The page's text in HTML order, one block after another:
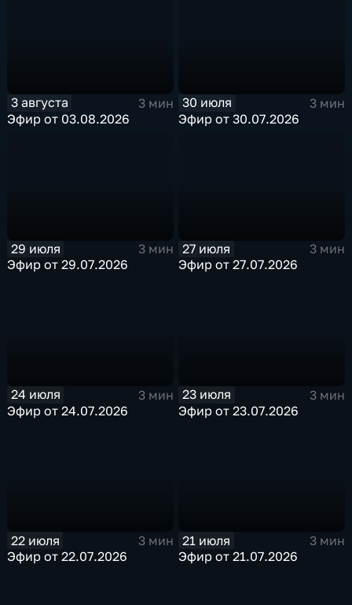
3 августа
3 мин
Эфир от 03.08.2026
30 июля
3 мин
Эфир от 30.07.2026
29 июля
3 мин
Эфир от 29.07.2026
27 июля
3 мин
Эфир от 27.07.2026
24 июля
3 мин
Эфир от 24.07.2026
23 июля
3 мин
Эфир от 23.07.2026
22 июля
3 мин
Эфир от 22.07.2026
21 июля
3 мин
Эфир от 21.07.2026